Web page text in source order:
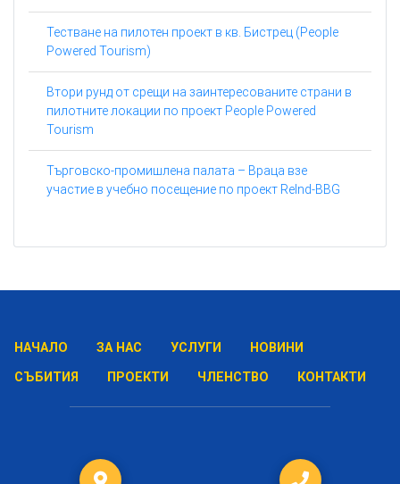
Тестване на пилотен проект в кв. Бистрец (People
Powered Tourism)
Втори рунд от срещи на заинтересованите страни в
пилотните локации по проект People Powered
Tourism
Търговско-промишлена палата – Враца взе
участие в учебно посещение по проект ReInd-BBG
НАЧАЛО ЗА НАС УСЛУГИ
НОВИНИ
СЪБИТИЯ
ПРОЕКТИ ЧЛЕНСТВО КОНТАКТИ